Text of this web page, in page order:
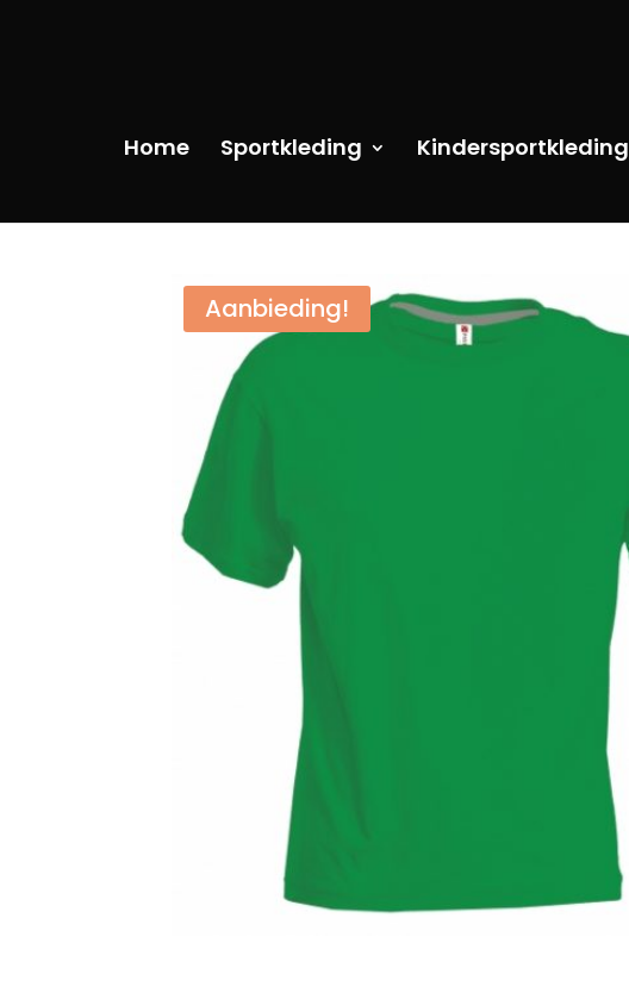
Home Sportkleding Kindersportkleding
Aanbieding!